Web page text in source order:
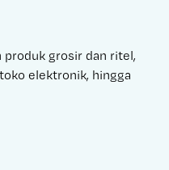
produk grosir dan ritel,
elektronik, hingga